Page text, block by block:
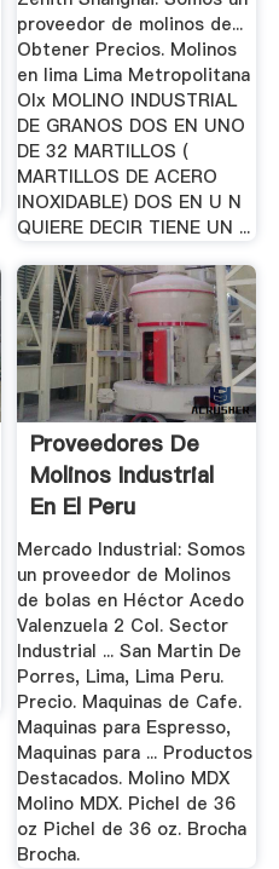
proveedor de molinos de...
Obtener Precios. Molinos
en lima Lima Metropolitana
Olx MOLINO INDUSTRIAL
DE GRANOS DOS EN UNO
DE 32 MARTILLOS (
MARTILLOS DE ACERO
INOXIDABLE) DOS EN U N
QUIERE DECIR TIENE UN ...
Proveedores De
Molinos Industrial
En El Peru
Mercado Industrial: Somos
un proveedor de Molinos
de bolas en Héctor Acedo
Valenzuela 2 Col. Sector
Industrial ... San Martin De
Porres, Lima, Lima Peru.
Precio. Maquinas de Cafe.
Maquinas para Espresso,
Maquinas para ... Productos
Destacados. Molino MDX
Molino MDX. Pichel de 36
oz Pichel de 36 oz. Brocha
Brocha.